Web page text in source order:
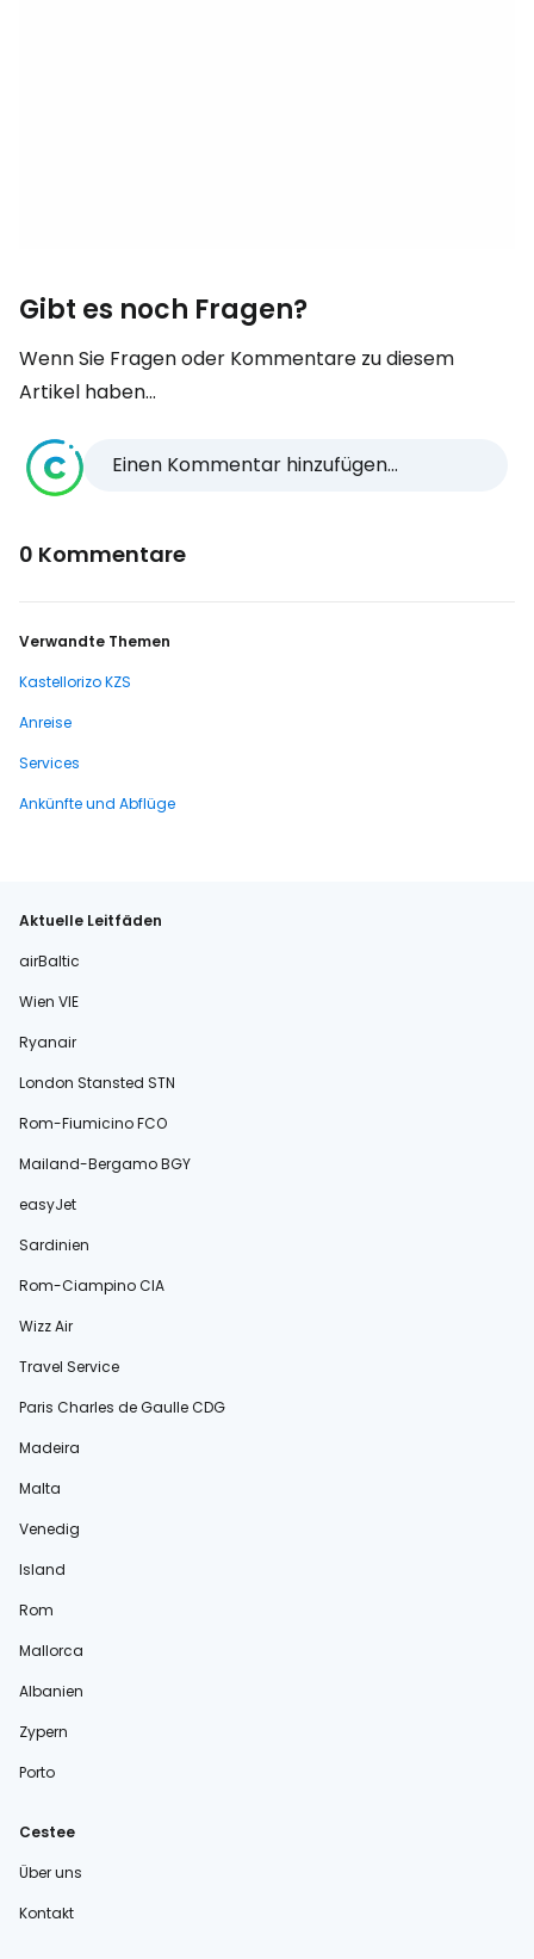
Gibt es noch Fragen?
Wenn Sie Fragen oder Kommentare zu diesem
Artikel haben...
Einen Kommentar hinzufügen...
0 Kommentare
Verwandte Themen
Kastellorizo KZS
Anreise
Services
Ankünfte und Abflüge
Aktuelle Leitfäden
airBaltic
Wien VIE
Ryanair
London Stansted STN
Rom-Fiumicino FCO
Mailand-Bergamo BGY
easyJet
Sardinien
Rom-Ciampino CIA
Wizz Air
Travel Service
Paris Charles de Gaulle CDG
Madeira
Malta
Venedig
Island
Rom
Mallorca
Albanien
Zypern
Porto
Cestee
Über uns
Kontakt